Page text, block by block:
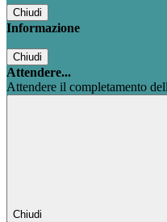
Chiudi
Informazione
Chiudi
Attendere...
Attendere il completamento
Chiudi